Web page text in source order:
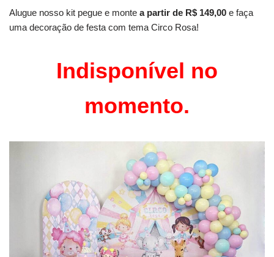
Alugue nosso kit pegue e monte a partir de R$ 149,00 e faça
uma decoração de festa com tema Circo Rosa!
Indisponível no
momento.